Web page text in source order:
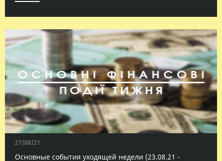
27/08/21
Основные события уходящей недели (23.08.21 -